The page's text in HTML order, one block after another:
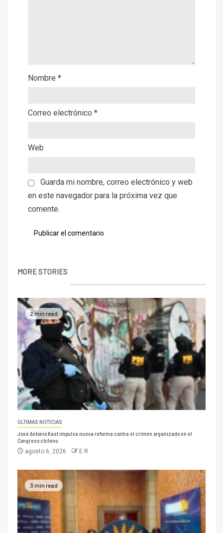
Nombre *
Correo electrónico *
Web
Guarda mi nombre, correo electrónico y web
en este navegador para la próxima vez que
comente.
MORE STORIES
2 min read
ÚLTIMAS NOTICIAS
José Antonio Kast impulsa nueva reforma contra el crimen organizado en el
Congreso chileno
agosto 6, 2026 E R
3 min read